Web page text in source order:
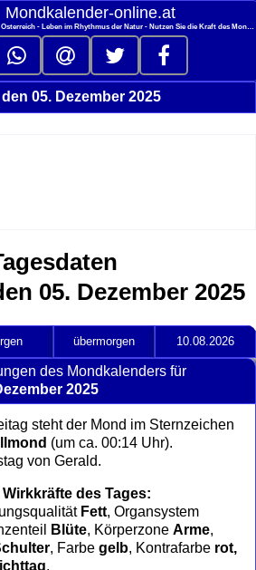
Mondkalender‑online.at
Der Mondkalender für Österreich - Leben im Rhythmus der Natur - Nutzen Sie die Kraft des Mondes
05. Dezember 2025
05. Dezember 2025
übermorgen 10.08.2026
des Mondkalenders für
2025
to
collapse
contents
steht der Mond im Sternzeichen
(um ca. 00:14 Uhr).
von Gerald.
des Tages:
Fett, Organsystem
Blüte, Körperzone Arme,
, Farbe gelb, Kontrafarbe rot,
.